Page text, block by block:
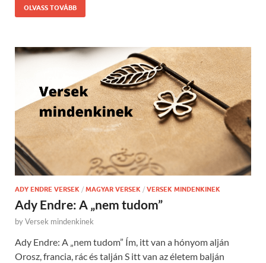
OLVASS TOVÁBB
ADY ENDRE VERSEK / MAGYAR VERSEK / VERSEK MINDENKINEK
Ady Endre: A „nem tudom”
byVersek mindenkinek
Ady Endre: A „nem tudom” Ím, itt van a hónyom alján
Orosz, francia, rác és talján S itt van az életem balján